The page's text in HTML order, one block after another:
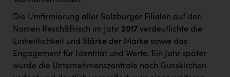
Die Umfirmierung aller Salzburger Filialen auf den
Namen Resch&Frisch im Jahr 2017 verdeutlichte die
Einheitlichkeit und Stärke der Marke sowie das
Engagement für Identität und Werte. Ein Jahr später
wurde die Unternehmenszentrale nach Gunskirchen